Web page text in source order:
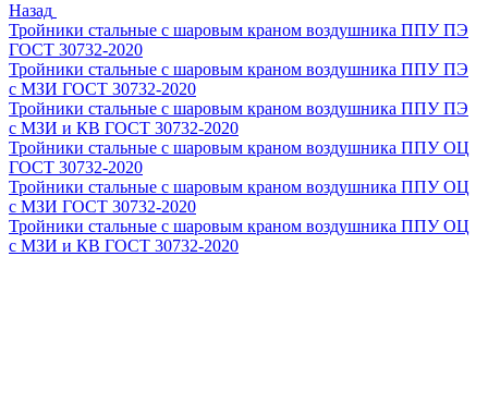
Назад
Тройники стальные с шаровым краном воздушника ППУ ПЭ
ГОСТ 30732-2020
Тройники стальные с шаровым краном воздушника ППУ ПЭ
с МЗИ ГОСТ 30732-2020
Тройники стальные с шаровым краном воздушника ППУ ПЭ
с МЗИ и КВ ГОСТ 30732-2020
Тройники стальные с шаровым краном воздушника ППУ ОЦ
ГОСТ 30732-2020
Тройники стальные с шаровым краном воздушника ППУ ОЦ
с МЗИ ГОСТ 30732-2020
Тройники стальные с шаровым краном воздушника ППУ ОЦ
с МЗИ и КВ ГОСТ 30732-2020